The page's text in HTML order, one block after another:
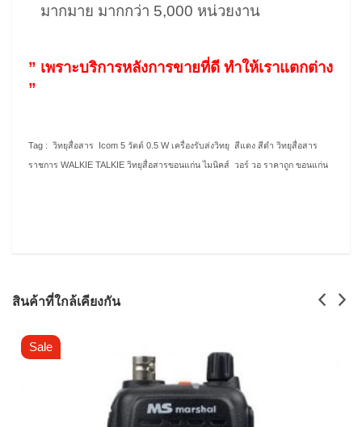
มากมาย มากกว่า 5,000 หน่วยงาน
” เพราะบริการหลังการขายที่ดี ทำให้เราแตกต่าง
”
Tag : วิทยุสื่อสาร Icom 5 วัตต์ 0.5 W เครื่องรับส่งวิทยุ สีแดง สีดำ วิทยุสื่อสาร
ราชการ WALKIE TALKIE วิทยุสื่อสารขอนแก่น ไมนิคส์ วอร์ วอ ราคาถูก ขอนแก่น
สินค้าที่ใกล้เคียงกัน
Sale